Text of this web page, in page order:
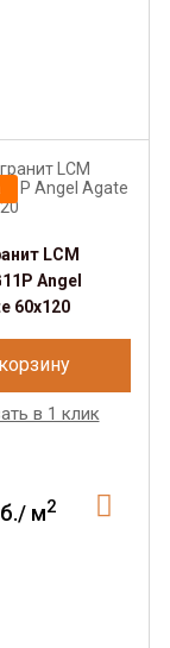
LCM
Angel
60x120
в 1 клик
м2